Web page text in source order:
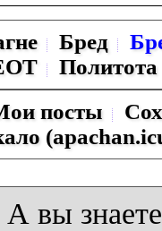
Бред
Политота
посты
А вы